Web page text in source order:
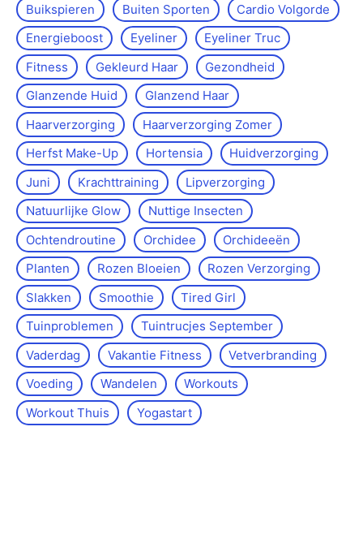
Buikspieren
Buiten Sporten
Cardio Volgorde
Energieboost
Eyeliner
Eyeliner Truc
Fitness
Gekleurd Haar
Gezondheid
Glanzende Huid
Glanzend Haar
Haarverzorging
Haarverzorging Zomer
Herfst Make-Up
Hortensia
Huidverzorging
Juni
Krachttraining
Lipverzorging
Natuurlijke Glow
Nuttige Insecten
Ochtendroutine
Orchidee
Orchideeën
Planten
Rozen Bloeien
Rozen Verzorging
Slakken
Smoothie
Tired Girl
Tuinproblemen
Tuintrucjes September
Vaderdag
Vakantie Fitness
Vetverbranding
Voeding
Wandelen
Workouts
Workout Thuis
Yoga­start